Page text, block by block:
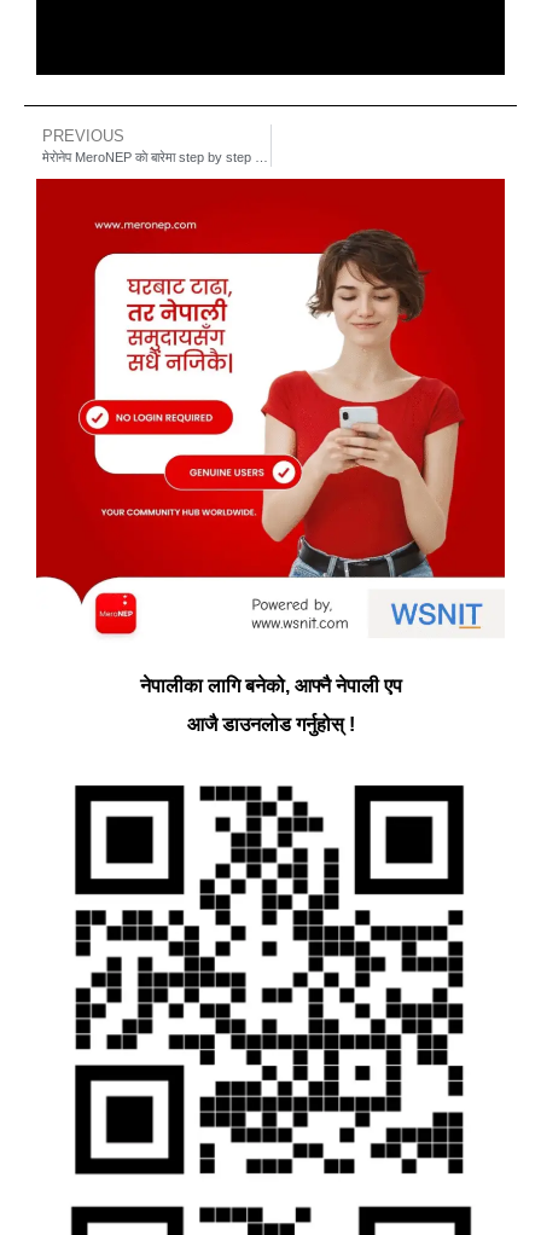
PREVIOUS
नेपालीका लागि बनेको, आफ्नै नेपाली एप
आजै डाउनलोड गर्नुहोस् !